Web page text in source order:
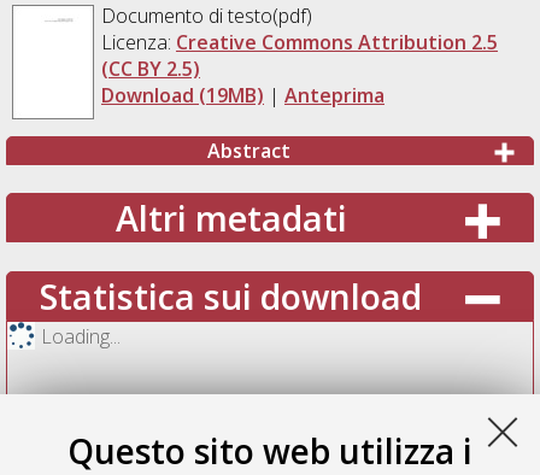
Questo sito web utilizza i
Documento di testo(pdf)
Licenza: Creative Commons Attribution 2.5
(CC BY 2.5)
Download (19MB) | Anteprima
Abstract
Altri metadati
Statistica sui download
Loading...